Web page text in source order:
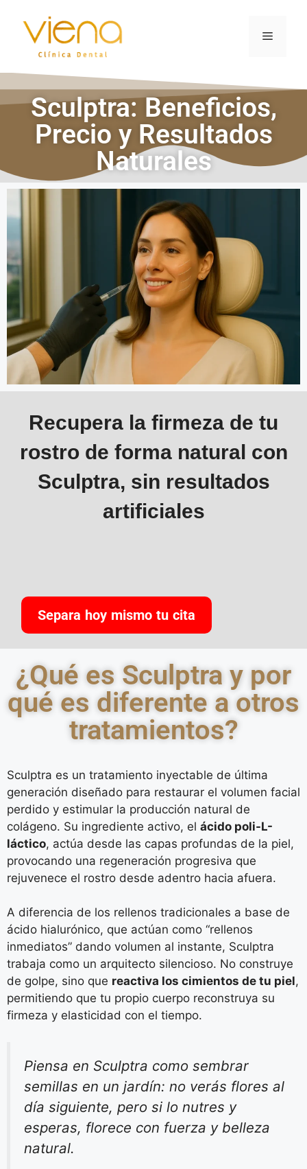
Sculptra: Beneficios,
Precio y Resultados
Naturales
Recupera la firmeza de tu
rostro de forma natural con
Sculptra, sin resultados
artificiales
Separa hoy mismo tu cita
¿Qué es Sculptra y por
qué es diferente a otros
tratamientos?
Sculptra es un tratamiento inyectable de última
generación diseñado para restaurar el volumen facial
perdido y estimular la producción natural de
colágeno. Su ingrediente activo, el ácido poli-L-
láctico, actúa desde las capas profundas de la piel,
provocando una regeneración progresiva que
rejuvenece el rostro desde adentro hacia afuera.
A diferencia de los rellenos tradicionales a base de
ácido hialurónico, que actúan como “rellenos
inmediatos” dando volumen al instante, Sculptra
trabaja como un arquitecto silencioso. No construye
de golpe, sino que reactiva los cimientos de tu piel,
permitiendo que tu propio cuerpo reconstruya su
firmeza y elasticidad con el tiempo.
Piensa en Sculptra como sembrar
semillas en un jardín: no verás flores al
día siguiente, pero si lo nutres y
esperas, florece con fuerza y belleza
natural.